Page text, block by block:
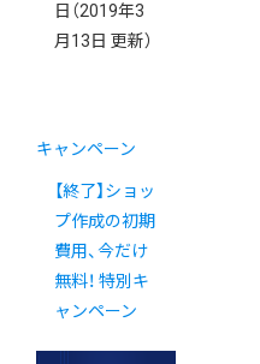
日 （2019年3
月13日 更新）
キャンペーン
【終了】ショッ
プ作成の初期
費用、今だけ
無料！ 特別キ
ャンペーン